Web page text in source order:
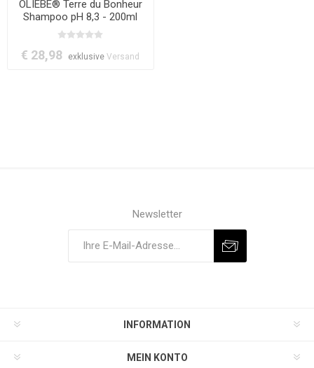
OLIEBE® Terre du Bonheur
Shampoo pH 8,3 - 200ml
€ 28,98 exklusiveVersand
Newsletter
INFORMATION
MEIN KONTO